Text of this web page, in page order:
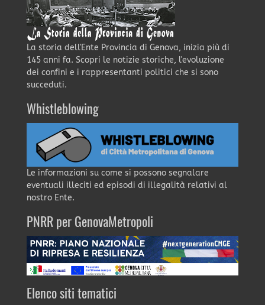
La storia dell'Ente Provincia di Genova, inizia più di
145 anni fa. Scopri le notizie storiche, l'evoluzione
dei confini e i rappresentanti politici che si sono
succeduti.
Whistleblowing
Le informazioni su come si possono segnalare
eventuali illeciti ed episodi di illegalità relativi al
nostro Ente.
PNRR per GenovaMetropoli
Elenco siti tematici